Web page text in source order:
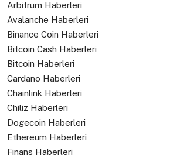
Arbitrum Haberleri
Avalanche Haberleri
Binance Coin Haberleri
Bitcoin Cash Haberleri
Bitcoin Haberleri
Cardano Haberleri
Chainlink Haberleri
Chiliz Haberleri
Dogecoin Haberleri
Ethereum Haberleri
Finans Haberleri